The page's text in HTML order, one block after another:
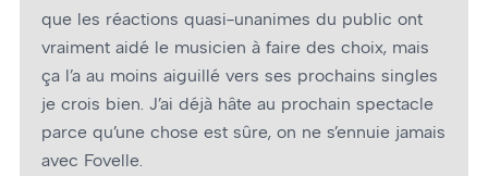
que les réactions quasi-unanimes du public ont
vraiment aidé le musicien à faire des choix, mais
ça l’a au moins aiguillé vers ses prochains singles
je crois bien. J’ai déjà hâte au prochain spectacle
parce qu’une chose est sûre, on ne s’ennuie jamais
avec Fovelle.